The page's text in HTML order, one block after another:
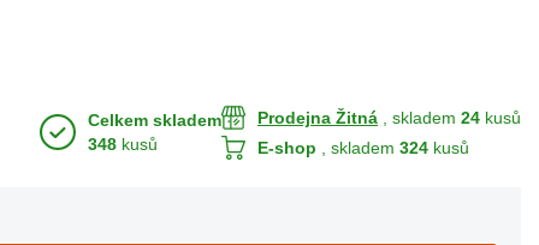
Celkem skladem
348 kusů
Prodejna Žitná , skladem 24 kusů
E-shop
, skladem 324 kusů